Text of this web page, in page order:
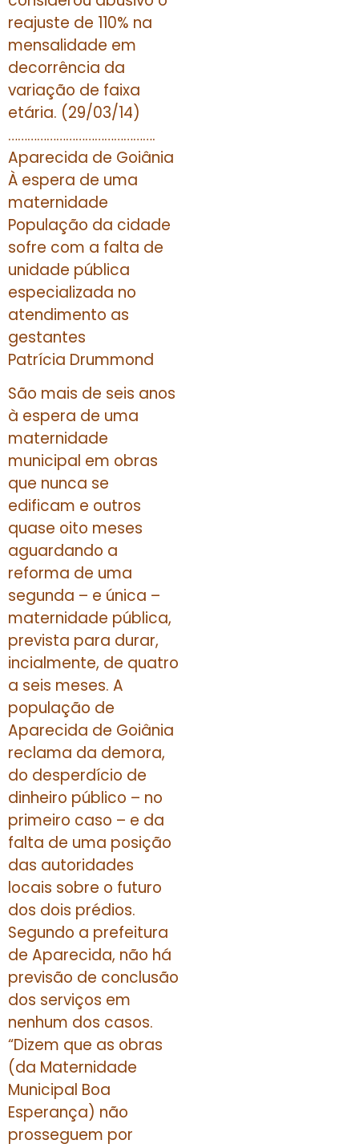
reajuste de 110% na
mensalidade em
decorrência da
variação de faixa
etária. (29/03/14)
……………………………………….
Aparecida de Goiânia
À espera de uma
maternidade
População da cidade
sofre com a falta de
unidade pública
especializada no
atendimento as
gestantes
Patrícia Drummond
São mais de seis anos
à espera de uma
maternidade
municipal em obras
que nunca se
edificam e outros
quase oito meses
aguardando a
reforma de uma
segunda – e única –
maternidade pública,
prevista para durar,
incialmente, de quatro
a seis meses. A
população de
Aparecida de Goiânia
reclama da demora,
do desperdício de
dinheiro público – no
primeiro caso – e da
falta de uma posição
das autoridades
locais sobre o futuro
dos dois prédios.
Segundo a prefeitura
de Aparecida, não há
previsão de conclusão
dos serviços em
nenhum dos casos.
“Dizem que as obras
(da Maternidade
Municipal Boa
Esperança) não
prosseguem por